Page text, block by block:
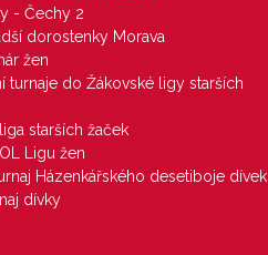
- Čechy 2
dorostenky Morava
žen
turnaje do Žákovské ligy starších
starších žaček
Ligu žen
Házenkářského desetiboje dívek
dívky